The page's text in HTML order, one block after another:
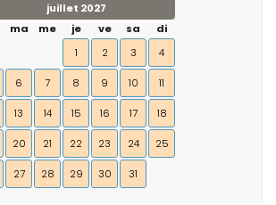
juillet 2027
ma me je ve sa
di
1
2 3 4
6 7 8 9 10 11
13 14 15 16 17 18
20 21 22 23 24 25
27 28 29 30 31